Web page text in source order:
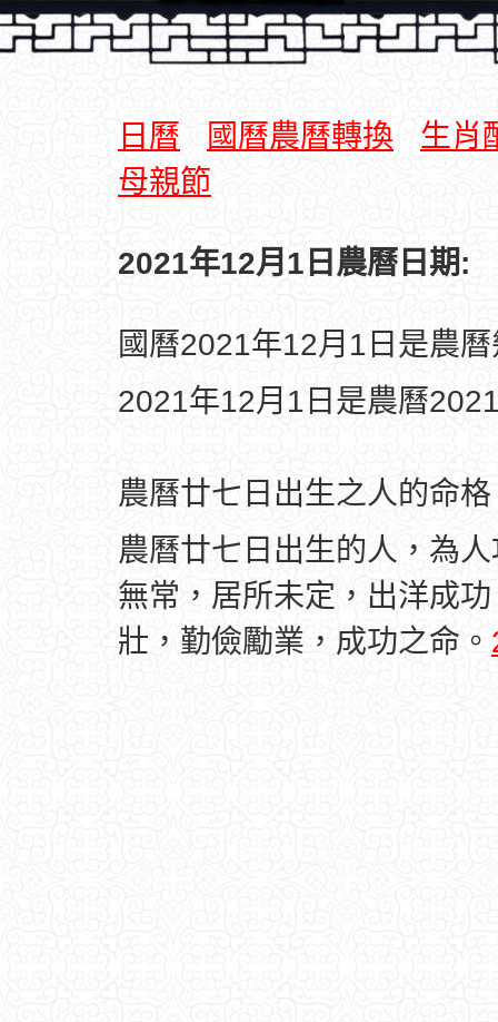
日曆 國曆農曆轉換
生肖
母親節
2021年12月1日農曆日期:
國曆2021年12月1日是農
2021年12月1日是農曆
農曆廿七日出生之人的命
農曆廿七日出生的人，為
無常，居所未定，出洋成
壯，勤儉勵業，成功之命。